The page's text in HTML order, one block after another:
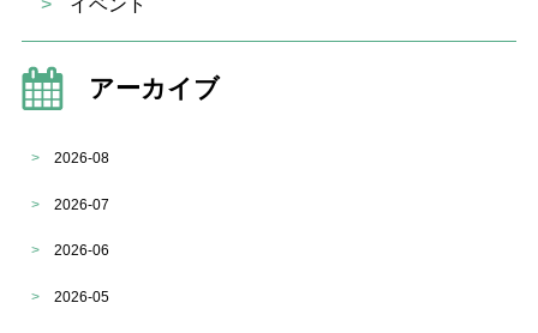
> イベント
アーカイブ
> 2026-08
> 2026-07
> 2026-06
> 2026-05